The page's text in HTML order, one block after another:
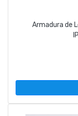
Armadura de